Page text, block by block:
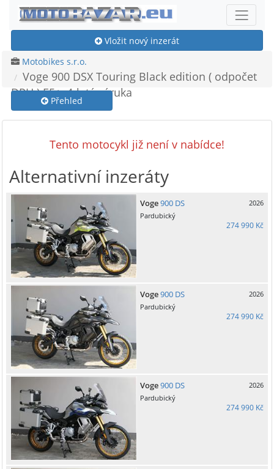
Vložit nový inzerát
Motobikes s.r.o.
Voge 900 DSX Touring Black edition ( odpočet
DPH ) E5+, 4-letá záruka
Přehled
Tento motocykl již není v nabídce!
Alternativní inzeráty
Voge900 DS
2026
Pardubický
274 990 Kč
Voge900 DS
2026
Pardubický
274 990 Kč
Voge900 DS
2026
Pardubický
274 990 Kč